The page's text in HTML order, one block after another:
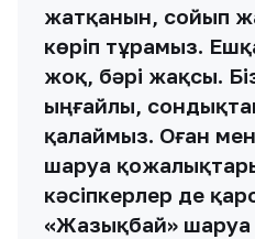
жатқанын, сойып
көріп тұрамыз.
жоқ, бәрі жақсы.
ыңғайлы,
қалаймыз. Оған
шаруа
кәсіпкерлер де
«Жазықбай»